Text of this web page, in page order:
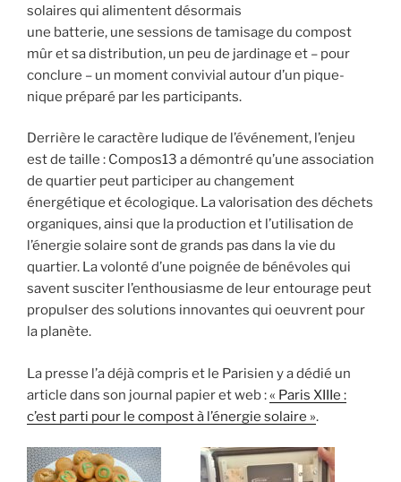
solaires qui alimentent désormais
une batterie, une sessions de tamisage du compost
mûr et sa distribution, un peu de jardinage et – pour
conclure – un moment convivial autour d’un pique-
nique préparé par les participants.
Derrière le caractère ludique de l’événement, l’enjeu
est de taille : Compos13 a démontré qu’une association
de quartier peut participer au changement
énergétique et écologique. La valorisation des déchets
organiques, ainsi que la production et l’utilisation de
l’énergie solaire sont de grands pas dans la vie du
quartier. La volonté d’une poignée de bénévoles qui
savent susciter l’enthousiasme de leur entourage peut
propulser des solutions innovantes qui oeuvrent pour
la planète.
La presse l’a déjà compris et le Parisien y a dédié un
article dans son journal papier et web :« Paris XIIIe :
c’est parti pour le compost à l’énergie solaire ».